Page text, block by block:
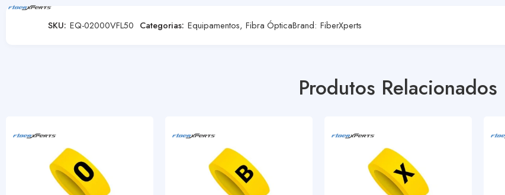
SKU: EQ-02000VFL50 Categorias: Equipamentos, Fibra ÓpticaBrand: FiberXperts
Produtos Relacionados